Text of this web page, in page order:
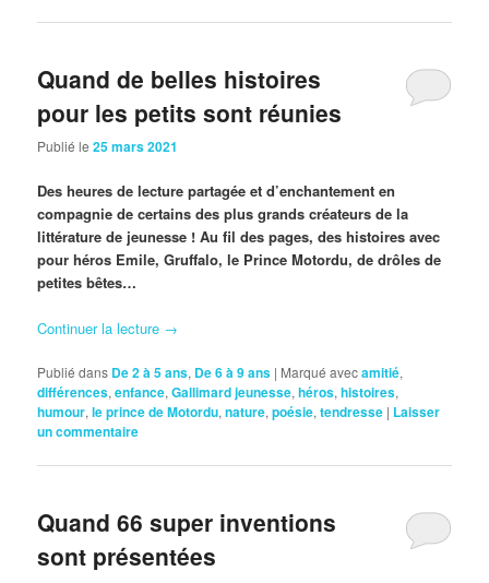
Quand de belles histoires
pour les petits sont réunies
Publié le25 mars 2021
Des heures de lecture partagée et d’enchantement en
compagnie de certains des plus grands créateurs de la
littérature de jeunesse ! Au fil des pages, des histoires avec
pour héros Emile, Gruffalo, le Prince Motordu, de drôles de
petites bêtes…
Continuer la lecture →
Publié dans De 2 à 5 ans, De 6 à 9 ans | Marqué avecamitié,
différences,enfance,Gallimard jeunesse,héros,histoires,
humour,le prince de Motordu,nature,poésie,tendresse | Laisser
un commentaire
Quand 66 super inventions
sont présentées